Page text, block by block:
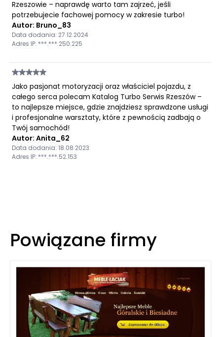
Rzeszowie – naprawdę warto tam zajrzeć, jeśli
potrzebujecie fachowej pomocy w zakresie turbo!
Autor: Bruno_83
Data dodania: 27.12.2024
Adres IP: ***.***.250.225
Jako pasjonat motoryzacji oraz właściciel pojazdu, z
całego serca polecam Katalog Turbo Serwis Rzeszów –
to najlepsze miejsce, gdzie znajdziesz sprawdzone usługi
i profesjonalne warsztaty, które z pewnością zadbają o
Twój samochód!
Autor: Anita_62
Data dodania: 18.08.2023
Adres IP: ***.***.52.153
Powiązane firmy